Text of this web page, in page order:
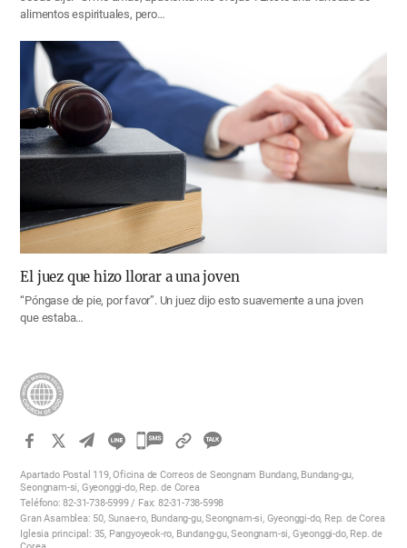
alimentos espirituales, pero…
El juez que hizo llorar a una joven
“Póngase de pie, por favor”. Un juez dijo esto suavemente a una joven
que estaba…
카
오
톡
공
Apartado Postal 119, Oficina de Correos de Seongnam Bundang, Bundang-gu,
Seongnam-si, Gyeonggi-do, Rep. de Corea
Teléfono: 82-31-738-5999 / Fax: 82-31-738-5998
Gran Asamblea: 50, Sunae-ro, Bundang-gu, Seongnam-si, Gyeonggi-do, Rep. de Corea
Iglesia principal: 35, Pangyoyeok-ro, Bundang-gu, Seongnam-si, Gyeonggi-do, Rep. de